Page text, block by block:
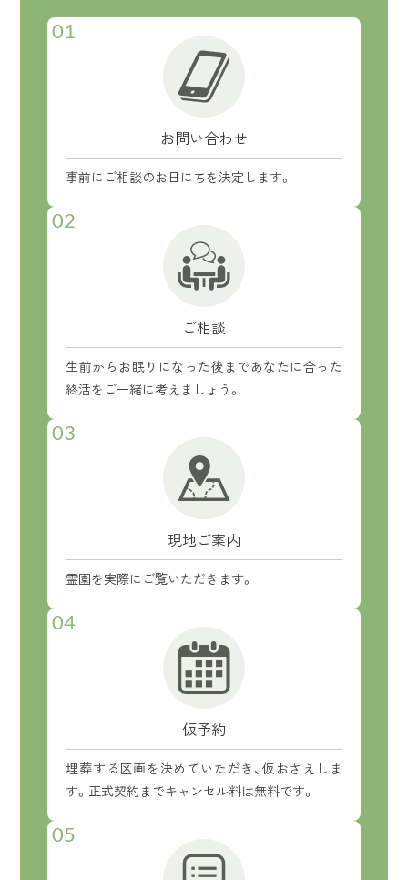
01
お問い合わせ
事前にご相談のお日にちを決定します。
02
ご相談
生前からお眠りになった後まであなたに合った
終活をご一緒に考えましょう。
03
現地ご案内
霊園を実際にご覧いただきます。
04
仮予約
埋葬する区画を決めていただき、仮おさえしま
す。正式契約までキャンセル料は無料です。
05